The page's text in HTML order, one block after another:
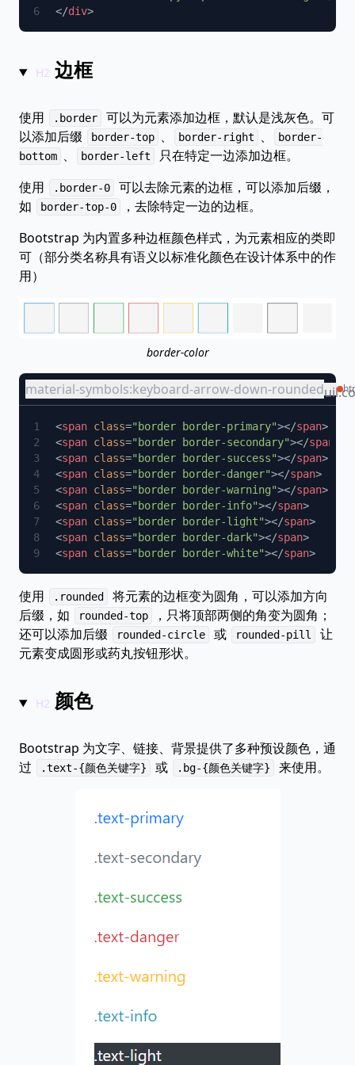
</div
边框
使用 .border
可以为元素添加边框，默认是浅灰色。可
以添加后缀
border-top 、 border-right 、
border-
bottom 、 border-left
只在特定一边添加边框。
使用
.border-0
可以去除元素的边框，可以添加后缀，
如
border-top-0
，去除特定一边的边框。
Bootstrap 为内置多种边框颜色样式，为元素相应的类即
可（部分类名称具有语义以标准化颜色在设计体系中的作
用）
border-color
material-symbols:keyboard-arrow-down-rounded
<span class="border border-primary"></span
<span class="border border-secondary"></span
<span class="border border-success"></span
<span class="border border-danger"></span
<span class="border border-warning"></span
<span class="border border-info"></span
<span class="border border-light"></span
<span class="border border-dark"></span
<span class="border border-white"></span
使用 .rounded
将元素的边框变为圆角，可以添加方向
后缀，如
rounded-top
，只将顶部两侧的角变为圆角；
还可以添加后缀
rounded-circle 或 rounded-pill
让
元素变成圆形或药丸按钮形状。
颜色
Bootstrap 为文字、链接、背景提供了多种预设颜色，通
过
.text-{颜色关键字} 或 .bg-{颜色关键字} 来使用。